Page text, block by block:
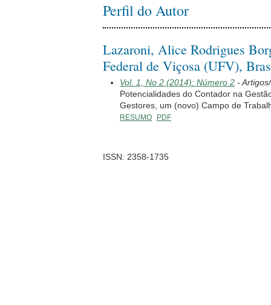
Perfil do Autor
Lazaroni, Alice Rodrigues
Federal de Viçosa (UFV),
Vol. 1, No 2 (2014): Número 2 -
Potencialidades do Contador na
Gestores, um (novo) Campo de
RESUMO PDF
ISSN: 2358-1735